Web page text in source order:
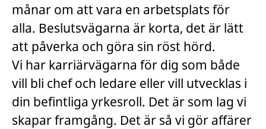
månar om att vara en arbetsplats för
alla. Beslutsvägarna är korta, det är lätt
att påverka och göra sin röst hörd.
Vi har karriärvägarna för dig som både
vill bli chef och ledare eller vill utvecklas i
din befintliga yrkesroll. Det är som lag vi
skapar framgång. Det är så vi gör affärer